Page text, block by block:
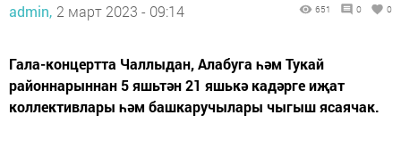
admin, 2 март 2023 - 09:14 651 0 0
Гала-концертта Чаллыдан, Алабуга һәм Тукай
районнарыннан 5 яшьтән 21 яшькә кадәрге иҗат
коллективлары һәм башкаручылары чыгыш ясаячак.